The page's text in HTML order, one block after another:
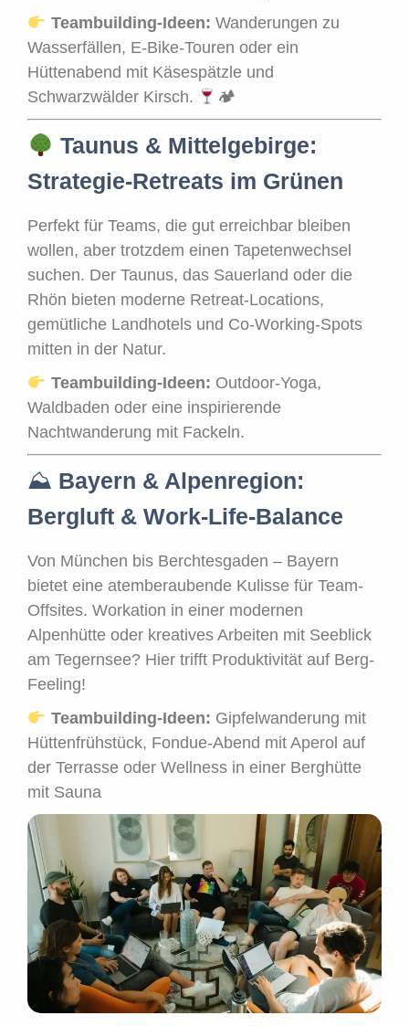
Teambuilding-Ideen: Wanderungen zu
Wasserfällen, E-Bike-Touren oder ein
Hüttenabend mit Käsespätzle und
Schwarzwälder Kirsch.
🏕
Taunus & Mittelgebirge:
Strategie-Retreats im Grünen
Perfekt für Teams, die gut erreichbar bleiben
wollen, aber trotzdem einen Tapetenwechsel
suchen. Der Taunus, das Sauerland oder die
Rhön bieten moderne Retreat-Locations,
gemütliche Landhotels und Co-Working-Spots
mitten in der Natur.
Teambuilding-Ideen: Outdoor-Yoga,
Waldbaden oder eine inspirierende
Nachtwanderung mit Fackeln.
⛰ Bayern & Alpenregion:
Bergluft & Work-Life-Balance
Von München bis Berchtesgaden – Bayern
bietet eine atemberaubende Kulisse für Team-
Offsites. Workation in einer modernen
Alpenhütte oder kreatives Arbeiten mit Seeblick
am Tegernsee? Hier trifft Produktivität auf Berg-
Feeling!
Teambuilding-Ideen: Gipfelwanderung mit
Hüttenfrühstück, Fondue-Abend mit Aperol auf
der Terrasse oder Wellness in einer Berghütte
mit Sauna